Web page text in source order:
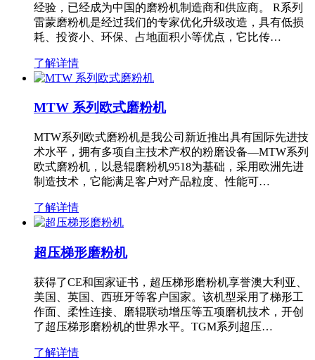
经验，已经成为中国的磨粉机制造商和供应商。 R系列
雷蒙磨粉机是经过我们的专家优化升级改造，具有低损
耗、投资小、环保、占地面积小等优点，它比传…
了解详情
MTW 系列欧式磨粉机
MTW系列欧式磨粉机是我公司新近推出具有国际先进技
术水平，拥有多项自主技术产权的粉磨设备—MTW系列
欧式磨粉机，以悬辊磨粉机9518为基础，采用欧洲先进
制造技术，它能满足客户对产品粒度、性能可…
了解详情
超压梯形磨粉机
获得了CE和国家证书，超压梯形磨粉机享誉澳大利亚、
美国、英国、西班牙等客户国家。该机型采用了梯形工
作面、柔性连接、磨辊联动增压等五项磨机技术，开创
了超压梯形磨粉机的世界水平。TGM系列超压…
了解详情